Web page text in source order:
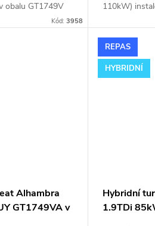
obalu GT1749V
85KW). Vhodné
vůz Seat
AFN AVG.
Kód:3958
110kW)
(pro motory
např.
Alhambra
Alhambra
GT1749VA v
REPAS
HYBRIDNÍ
Hybridní
1.9TDi